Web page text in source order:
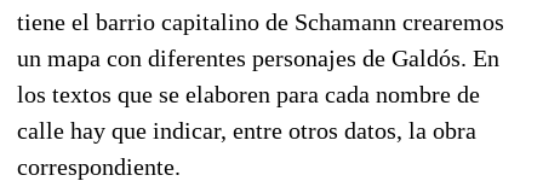
tiene el barrio capitalino de Schamann crearemos
un mapa con diferentes personajes de Galdós. En
los textos que se elaboren para cada nombre de
calle hay que indicar, entre otros datos, la obra
correspondiente.